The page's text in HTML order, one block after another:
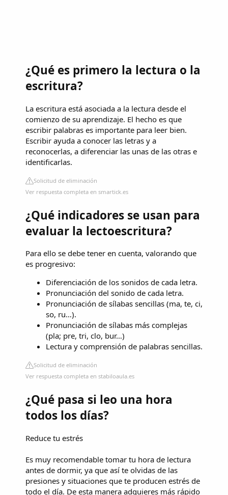
¿Qué es primero la lectura o la
escritura?
La escritura está asociada a la lectura desde el
comienzo de su aprendizaje. El hecho es que
escribir palabras es importante para leer bien.
Escribir ayuda a conocer las letras y a
reconocerlas, a diferenciar las unas de las otras e
identificarlas.
Solicitud de eliminación
Ver respuesta completa en smartick.es
¿Qué indicadores se usan para
evaluar la lectoescritura?
Para ello se debe tener en cuenta, valorando que
es progresivo:
Diferenciación de los sonidos de cada letra.
Pronunciación del sonido de cada letra.
Pronunciación de sílabas sencillas (ma, te, ci,
so, ru…).
Pronunciación de sílabas más complejas
(pla; pre, tri, clo, bur…)
Lectura y comprensión de palabras sencillas.
Solicitud de eliminación
Ver respuesta completa en stabiloaula.es
¿Qué pasa si leo una hora
todos los días?
Reduce tu estrés
Es muy recomendable tomar tu hora de lectura
antes de dormir, ya que así te olvidas de las
presiones y situaciones que te producen estrés de
todo el día. De esta manera adquieres más rápido